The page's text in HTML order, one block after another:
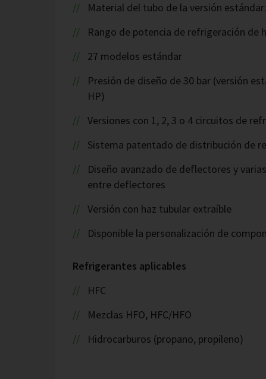
Material del tubo de la versión
Rango de potencia de refrigeración de
27 modelos estándar
Presión de diseño de 30 bar (versión
HP)
Versiones con 1, 2, 3 o 4 circuitos de
Sistema patentado de distribución de
Diseño avanzado de deflectores y
entre deflectores
Versión con haz tubular extraíble
Disponible la personalización de
Refrigerantes aplicables
HFC
Mezclas HFO, HFC/HFO
Hidrocarburos (propano, propileno)